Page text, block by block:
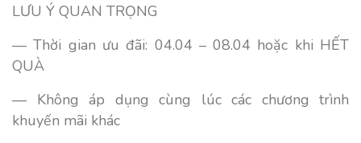
LƯU Ý QUAN TRỌNG
— Thời gian ưu đãi: 04.04 – 08.04 hoặc khi HẾT
QUÀ
— Không áp dụng cùng lúc các chương trình
khuyến mãi khác